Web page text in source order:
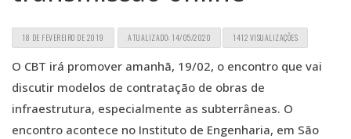
18 DE FEVEREIRO DE 2019 ATUALIZADO: 14/05/2020 1412 VISUALIZAÇÕES
O CBT irá promover amanhã, 19/02, o encontro que vai
discutir modelos de contratação de obras de
infraestrutura, especialmente as subterrâneas. O
encontro acontece no Instituto de Engenharia, em São